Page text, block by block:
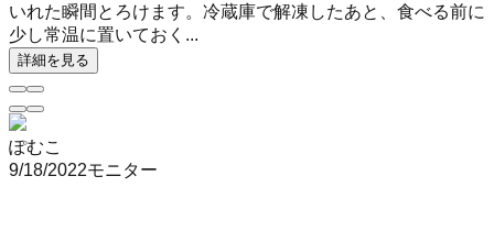
いれた瞬間とろけます。冷蔵庫で解凍したあと、食べる前に
少し常温に置いておく...
詳細を見る
ぽむこ
9/18/2022モニター